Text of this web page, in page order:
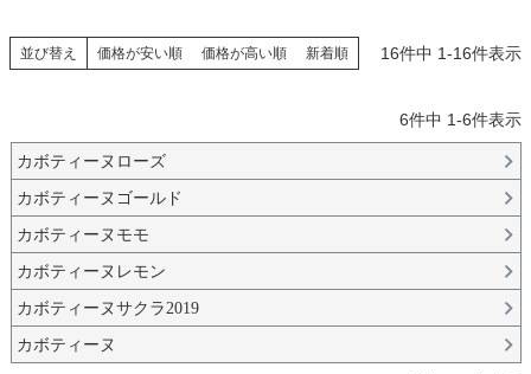
並び替え 価格が安い順 価格が高い順 新着順 16件中 1-16件表示
6件中 1-6件表示
カボティーヌローズ
カボティーヌゴールド
カボティーヌモモ
カボティーヌレモン
カボティーヌサクラ2019
カボティーヌ